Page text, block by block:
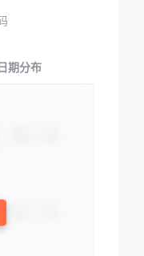
期分布